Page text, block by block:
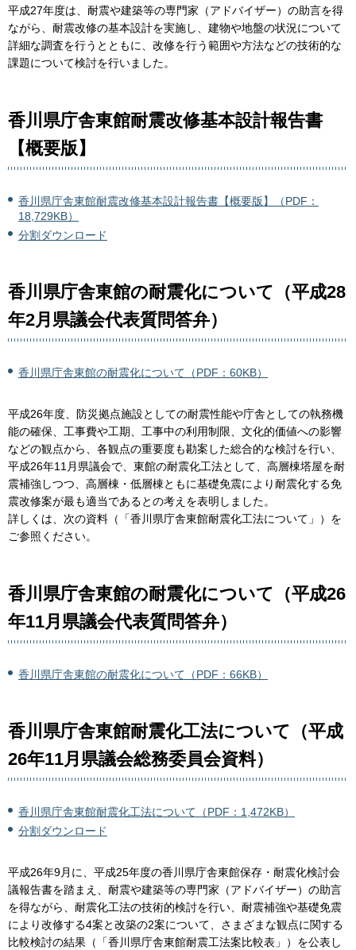
平成27年度は、耐震や建築等の専門家（アドバイザー）の助言を得
ながら、耐震改修の基本設計を実施し、建物や地盤の状況について
詳細な調査を行うとともに、改修を行う範囲や方法などの技術的な
課題について検討を行いました。
香川県庁舎東館耐震改修基本設計報告書
【概要版】
香川県庁舎東館耐震改修基本設計報告書【概要版】（PDF：
18,729KB）
分割ダウンロード
香川県庁舎東館の耐震化について（平成28
年2月県議会代表質問答弁）
香川県庁舎東館の耐震化について（PDF：60KB）
平成26年度、防災拠点施設としての耐震性能や庁舎としての執務機
能の確保、工事費や工期、工事中の利用制限、文化的価値への影響
などの観点から、各観点の重要度も勘案した総合的な検討を行い、
平成26年11月県議会で、東館の耐震化工法として、高層棟塔屋を耐
震補強しつつ、高層棟・低層棟ともに基礎免震により耐震化する免
震改修案が最も適当であるとの考えを表明しました。
詳しくは、次の資料（「香川県庁舎東館耐震化工法について」）を
ご参照ください。
香川県庁舎東館の耐震化について（平成26
年11月県議会代表質問答弁）
香川県庁舎東館の耐震化について（PDF：66KB）
香川県庁舎東館耐震化工法について（平成
26年11月県議会総務委員会資料）
香川県庁舎東館耐震化工法について（PDF：1,472KB）
分割ダウンロード
平成26年9月に、平成25年度の香川県庁舎東館保存・耐震化検討会
議報告書を踏まえ、耐震や建築等の専門家（アドバイザー）の助言
を得ながら、耐震化工法の技術的検討を行い、耐震補強や基礎免震
により改修する4案と改築の2案について、さまざまな観点に関する
比較検討の結果（「香川県庁舎東館耐震工法案比較表」）を公表し